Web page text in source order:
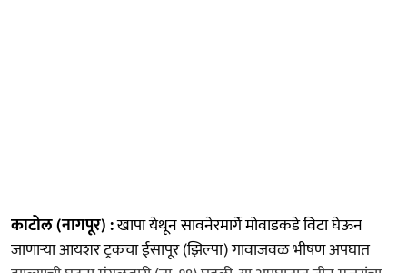
काटोल (नागपूर) :खापा येथून सावनेरमार्गे मोवाडकडे विटा घेऊन
जाणाऱ्या आयशर ट्रकचा ईसापूर (झिल्पा) गावाजवळ भीषण अपघात